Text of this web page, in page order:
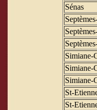
Sénas
Simiane-
Simiane-
Simiane-
St-
St-